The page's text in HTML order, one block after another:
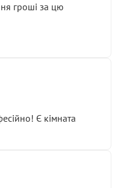
гроші за цю
Є кімната